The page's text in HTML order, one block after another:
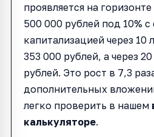
проявляется на
500 000 рублей под 10%
капитализацией через 10
353 000 рублей, а через
рублей. Это рост в 7,3
дополнительных
легко проверить в нашем
калькуляторе.